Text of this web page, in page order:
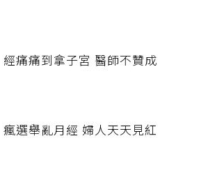
經痛痛到拿子宮 醫師不贊成
瘋選舉亂月經 婦人天天見紅